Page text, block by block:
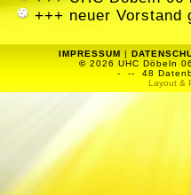
+++ neuer Vorstand
IMPRESSUM |
© 2026 UHC Döbeln
-
-- 48
Layout &